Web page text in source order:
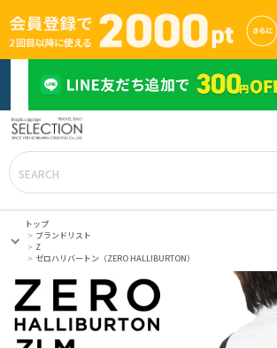
トップ
ブランドリスト
Z
ゼロハリバートン（ZERO HALLIBURTON）